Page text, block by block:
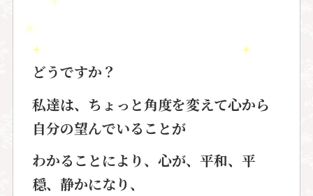
どうですか？
私達は、ちょっと角度を変えて心から
自分の望んでいることが
わかることにより、心が、平和、平
穏、静かになり、